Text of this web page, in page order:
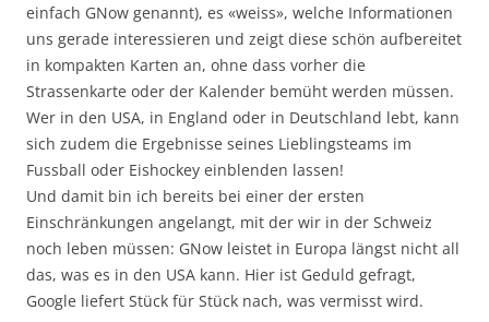
einfach GNow genannt), es «weiss», welche Informationen
uns gerade interessieren und zeigt diese schön aufbereitet
in kompakten Karten an, ohne dass vorher die
Strassenkarte oder der Kalender bemüht werden müssen.
Wer in den USA, in England oder in Deutschland lebt, kann
sich zudem die Ergebnisse seines Lieblingsteams im
Fussball oder Eishockey einblenden lassen!
Und damit bin ich bereits bei einer der ersten
Einschränkungen angelangt, mit der wir in der Schweiz
noch leben müssen: GNow leistet in Europa längst nicht all
das, was es in den USA kann. Hier ist Geduld gefragt,
Google liefert Stück für Stück nach, was vermisst wird.